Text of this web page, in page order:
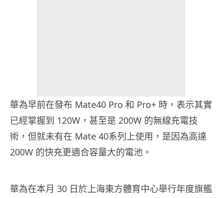
華為早前在發布 Mate40 Pro 和 Pro+ 時，表示其實
已經掌握到 120W，甚至是 200W 的無線充電技
術，但就未有在 Mate 40系列上使用，是因為高達
200W 的快充更適合容量大的電池。
華為在本月 30 日於上海東方體育中心舉行年度旗艦